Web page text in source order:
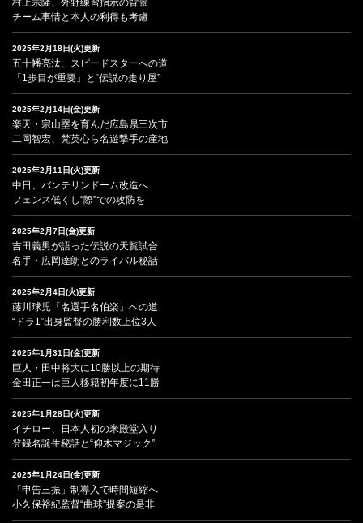
村上宗隆、外野練習指示の背景
チーム事情と本人の利得も考慮
2025年2月18日(火)更新
五十幡亮汰、スピードスターへの道
「1歩目が重要」と“伝説の走り屋”
2025年2月14日(金)更新
楽天・宗山塁を育んだ広島県三次市
二岡智宏、梵英心ら名遊撃手の産地
2025年2月11日(火)更新
中日、バンテリンドーム改造へ
フェンス低くし“際”での攻防を
2025年2月7日(金)更新
吉田義男が語った伝説の天覧試合
名手・広岡達朗とのライバル秘話
2025年2月4日(火)更新
藤川球児「名選手名伯楽」への道
“ドラ1”出身監督の勝利数上位3人
2025年1月31日(金)更新
巨人・田中将大に10勝以上の期待
金田正一は巨人移籍初年度に11勝
2025年1月28日(火)更新
イチロー、日本人初の米殿堂入り
登録名誕生秘話と“仰木マジック”
2025年1月24日(金)更新
「申告三振」制導入で時間短縮へ
小久保裕紀監督“曲球”提案の是非